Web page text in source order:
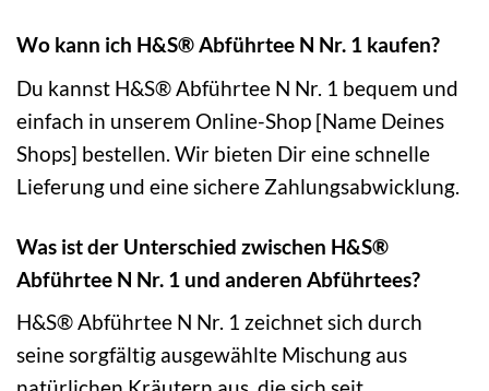
Wo kann ich H&S® Abführtee N Nr. 1 kaufen?
Du kannst H&S® Abführtee N Nr. 1 bequem und
einfach in unserem Online-Shop [Name Deines
Shops] bestellen. Wir bieten Dir eine schnelle
Lieferung und eine sichere Zahlungsabwicklung.
Was ist der Unterschied zwischen H&S®
Abführtee N Nr. 1 und anderen Abführtees?
H&S® Abführtee N Nr. 1 zeichnet sich durch
seine sorgfältig ausgewählte Mischung aus